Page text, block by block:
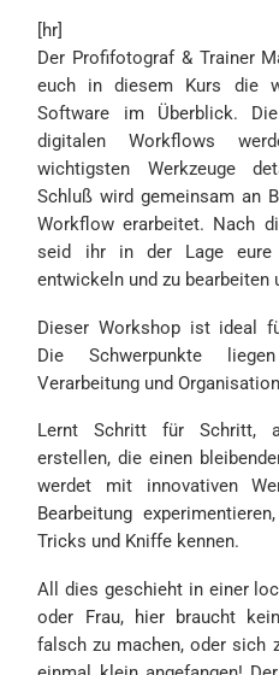
[hr]
Der Profifotograf & Trainer
euch in diesem Kurs die
Software im Überblick.
digitalen Workflows
wichtigsten Werkzeuge
Schluß wird gemeinsam an
Workflow erarbeitet. Nach
seid ihr in der Lage eure
entwickeln und zu bearbeiten
Dieser Workshop ist ideal
Die Schwerpunkte
Verarbeitung und
Lernt Schritt für Schritt,
erstellen, die einen
werdet mit innovativen
Bearbeitung
Tricks und Kniffe kennen.
All dies geschieht in einer
oder Frau, hier braucht
falsch zu machen, oder sich